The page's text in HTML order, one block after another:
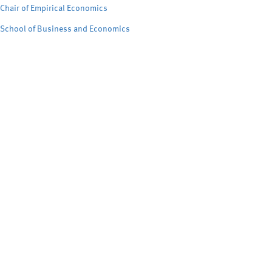
Chair of Empirical Economics
School of Business and Economics